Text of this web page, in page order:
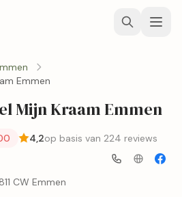
Emmen
Mijn Kraam Emmen
4,2op basis van 224 reviews
CW Emmen